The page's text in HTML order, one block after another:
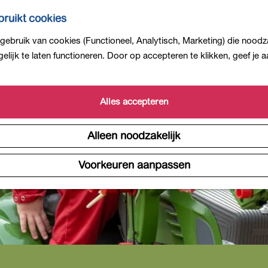
cookies
van cookies (Functioneel, Analytisch, Marketing) die
te laten functioneren. Door op accepteren te klikken, geef je
Alles accepteren
Alleen noodzakelijk
Voorkeuren aanpassen
meer beschikbaar. Bekijk het actuele aanbod